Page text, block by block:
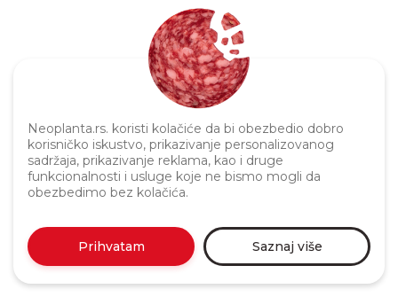
Neoplanta.rs. koristi kolačiće da bi obezbedio dobro
korisničko iskustvo, prikazivanje personalizovanog
sadržaja, prikazivanje reklama, kao i druge
funkcionalnosti i usluge koje ne bismo mogli da
obezbedimo bez kolačića.
Prihvatam Saznaj više
Politika privatnosti